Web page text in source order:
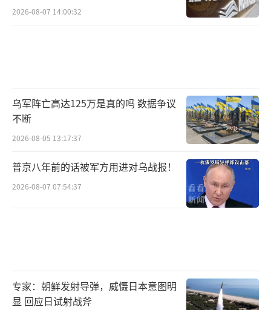
2026-08-07 14:00:32
乌军阵亡高达125万是真的吗 数据争议
不断
2026-08-05 13:17:37
普京八年前的话被军方用进对乌战报！
2026-08-07 07:54:37
专家：朝鲜发射导弹，威慑日本意图明
显 回应日试射战斧